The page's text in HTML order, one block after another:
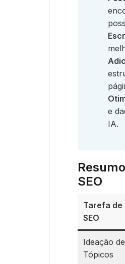
e
IA.
SEO
Tarefa de
SEO
Ideação de
Tópicos